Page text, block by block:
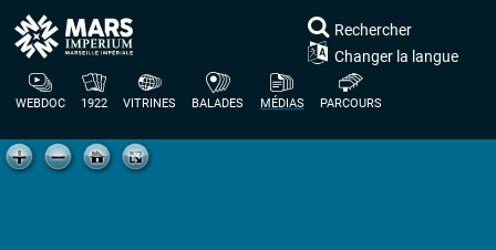
WEBDOC 1922 VITRINES BALADES MÉDIAS PARCOURS
Rechercher
Changer la langue